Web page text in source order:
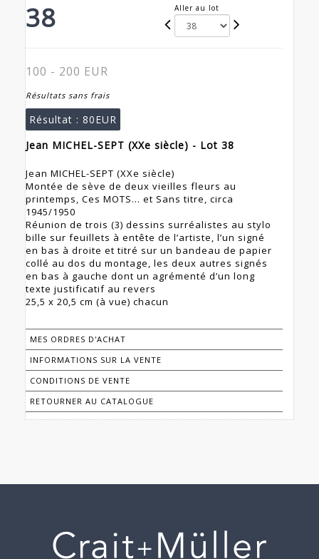
38 Aller au lot
100 - 200 EUR
Résultats sans frais
Résultat : 80EUR
Jean MICHEL-SEPT (XXe siècle) - Lot 38
Jean MICHEL-SEPT (XXe siècle)
Montée de sève de deux vieilles fleurs au
printemps, Ces MOTS... et Sans titre, circa
1945/1950
Réunion de trois (3) dessins surréalistes au stylo
bille sur feuillets à entête de l’artiste, l’un signé
en bas à droite et titré sur un bandeau de papier
collé au dos du montage, les deux autres signés
en bas à gauche dont un agrémenté d’un long
texte justificatif au revers
25,5 x 20,5 cm (à vue) chacun
MES ORDRES D'ACHAT
INFORMATIONS SUR LA VENTE
CONDITIONS DE VENTE
RETOURNER AU CATALOGUE